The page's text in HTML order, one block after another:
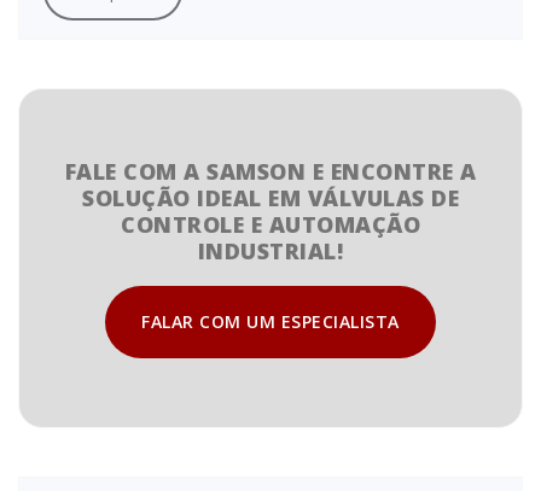
FALE COM A SAMSON E ENCONTRE A
SOLUÇÃO IDEAL EM VÁLVULAS DE
CONTROLE E AUTOMAÇÃO
INDUSTRIAL!
FALAR COM UM ESPECIALISTA